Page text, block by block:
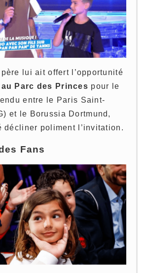
lui ait offert l’opportunité
Parc des Princes pour le
entre le Paris Saint-
et le Borussia Dortmund,
décliner poliment l’invitation.
Fans